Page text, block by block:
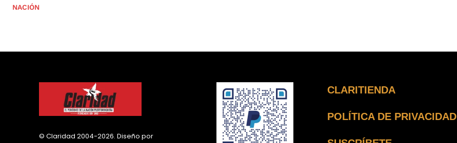
NACIÓN
© Claridad 2004-2026. Diseño por
CLARITIENDA
POLÍTICA DE PRIVACIDAD